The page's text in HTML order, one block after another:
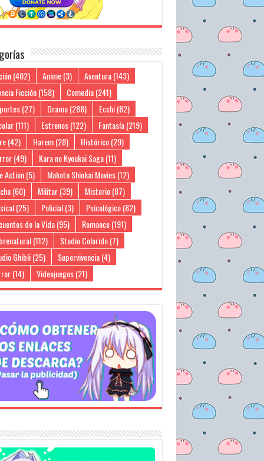
(402) Anime(3) Aventura(143)
Ficción(158) Comedia(241)
(27) Drama(288) Ecchi(82)
(111) Estrenos(122) Fantasía(219)
(42) Harem(28) Histórico(29)
(49) Kara no Kyoukai Saga(11)
Action(5) Makoto Shinkai Movies(12)
(60) Militar(39) Misterio(87)
(25) Policial(3) Psicológico(82)
de la Vida(95) Romance(191)
(112) Studio Colorido(7)
Ghibli(25) Supervivencia(4)
(14) Videojuegos(21)